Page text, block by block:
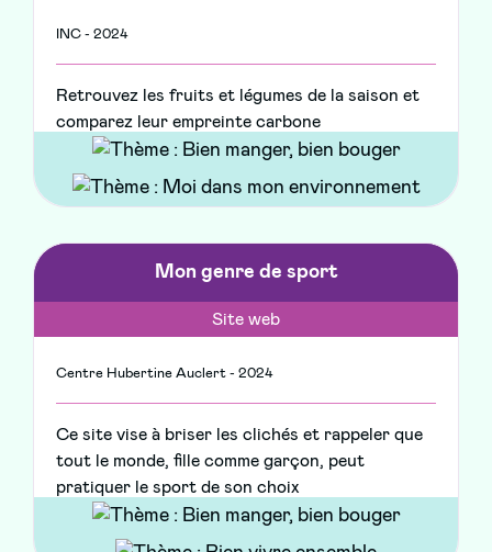
INC - 2024
Retrouvez les fruits et légumes de la saison et
comparez leur empreinte carbone
Mon genre de sport
Site web
Centre Hubertine Auclert - 2024
Ce site vise à briser les clichés et rappeler que
tout le monde, fille comme garçon, peut
pratiquer le sport de son choix